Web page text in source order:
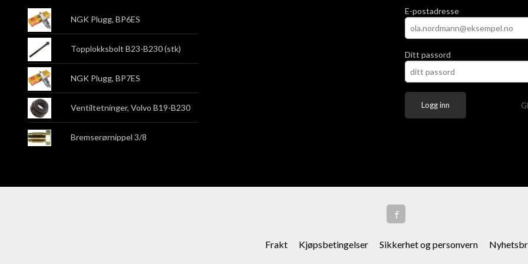
NGK Plugg, BP6ES
Topplokksbolt B23-B230 (stk)
NGK Plugg, BP7ES
Ventiltetninger, Volvo B19-B230
Bremserørnippel 3/8
E-postadresse
Ditt passord
Frakt Kjøpsbetingelser Sikkerhet og personvern